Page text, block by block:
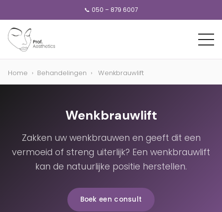
📞 050 – 879 6007
Home › Behandelingen › Wenkbrauwlift
Wenkbrauwlift
Zakken uw wenkbrauwen en geeft dit een
vermoeid of streng uiterlijk? Een wenkbrauwlift
kan de natuurlijke positie herstellen.
Boek een consult